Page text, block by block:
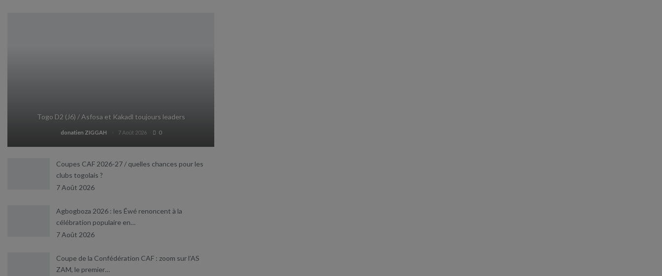
Togo D2 (J6) / Asfosa et Kakadl toujours leaders
donatien ZIGGAH 7 Août 2026 0
Coupes CAF 2026-27 / quelles chances pour les
clubs togolais ?
7 Août 2026
Agbogboza 2026 : les Éwé renoncent à la
célébration populaire en…
7 Août 2026
Coupe de la Confédération CAF : zoom sur l’AS
ZAM, le premier…